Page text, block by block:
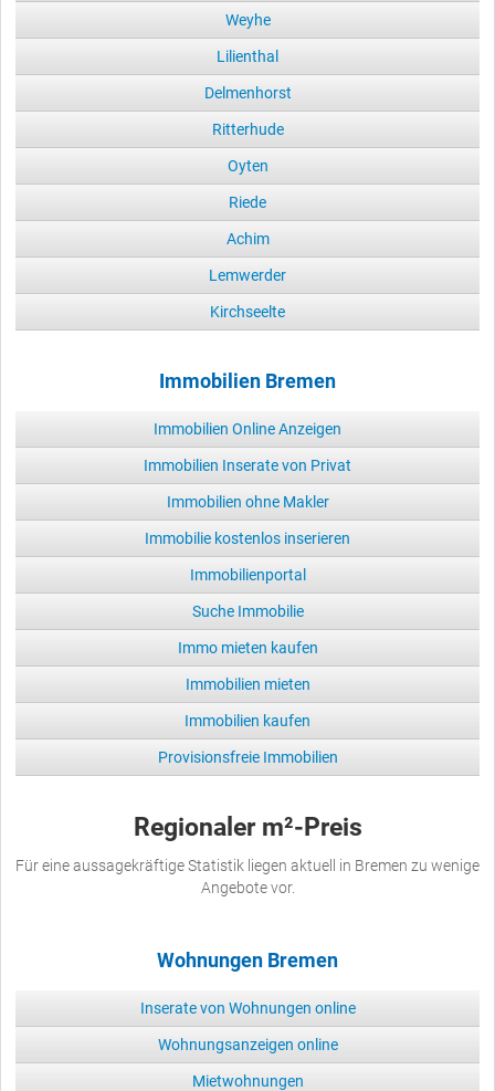
Weyhe
Lilienthal
Delmenhorst
Ritterhude
Oyten
Riede
Achim
Lemwerder
Kirchseelte
Immobilien Bremen
Immobilien Online Anzeigen
Immobilien Inserate von Privat
Immobilien ohne Makler
Immobilie kostenlos inserieren
Immobilienportal
Suche Immobilie
Immo mieten kaufen
Immobilien mieten
Immobilien kaufen
Provisionsfreie Immobilien
Regionaler m²-Preis
Für eine aussagekräftige Statistik liegen aktuell in Bremen zu wenige
Angebote vor.
Wohnungen Bremen
Inserate von Wohnungen online
Wohnungsanzeigen online
Mietwohnungen